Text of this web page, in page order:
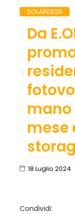
SOLAREB2B
Da
mano
mese
18 Luglio 2024
Condividi: